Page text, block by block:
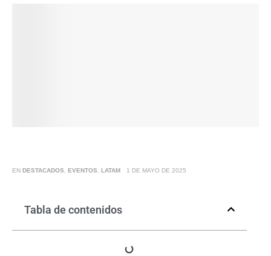
EN DESTACADOS EVENTOS LATAM 1 DE MAYO DE 2025
Tabla de contenidos